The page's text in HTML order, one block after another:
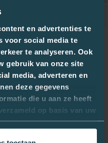
en advertenties te
voor social media te
te analyseren. Ook
gebruik van onze site
media, adverteren en
deze gegevens
die u aan ze heeft
op basis van uw